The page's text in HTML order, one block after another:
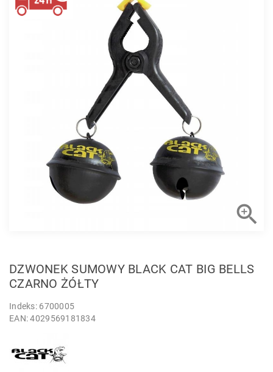

DZWONEK SUMOWY BLACK CAT BIG BELLS
CZARNO ŻÓŁTY
Indeks: 6700005
EAN: 4029569181834